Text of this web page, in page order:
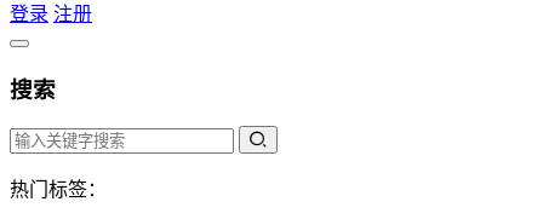
登录 注册
搜索
热门标签：